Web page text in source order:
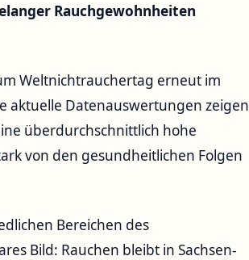
Rauchgewohnheiten
Weltnichtrauchertag erneut im
aktuelle Datenauswertungen zeigen
überdurchschnittlich hohe
von den gesundheitlichen Folgen
Bereichen des
Bild: Rauchen bleibt in Sachsen-